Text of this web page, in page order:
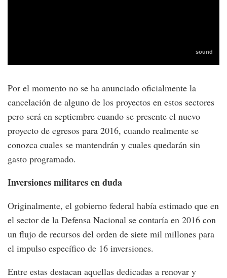
Por el momento no se ha anunciado oficialmente la
cancelación de alguno de los proyectos en estos sectores
pero será en septiembre cuando se presente el nuevo
proyecto de egresos para 2016, cuando realmente se
conozca cuales se mantendrán y cuales quedarán sin
gasto programado.
Inversiones militares en duda
Originalmente, el gobierno federal había estimado que en
el sector de la Defensa Nacional se contaría en 2016 con
un flujo de recursos del orden de siete mil millones para
el impulso específico de 16 inversiones.
Entre estas destacan aquellas dedicadas a renovar y